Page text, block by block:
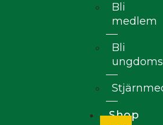
Bli
medlem
Bli
Shop